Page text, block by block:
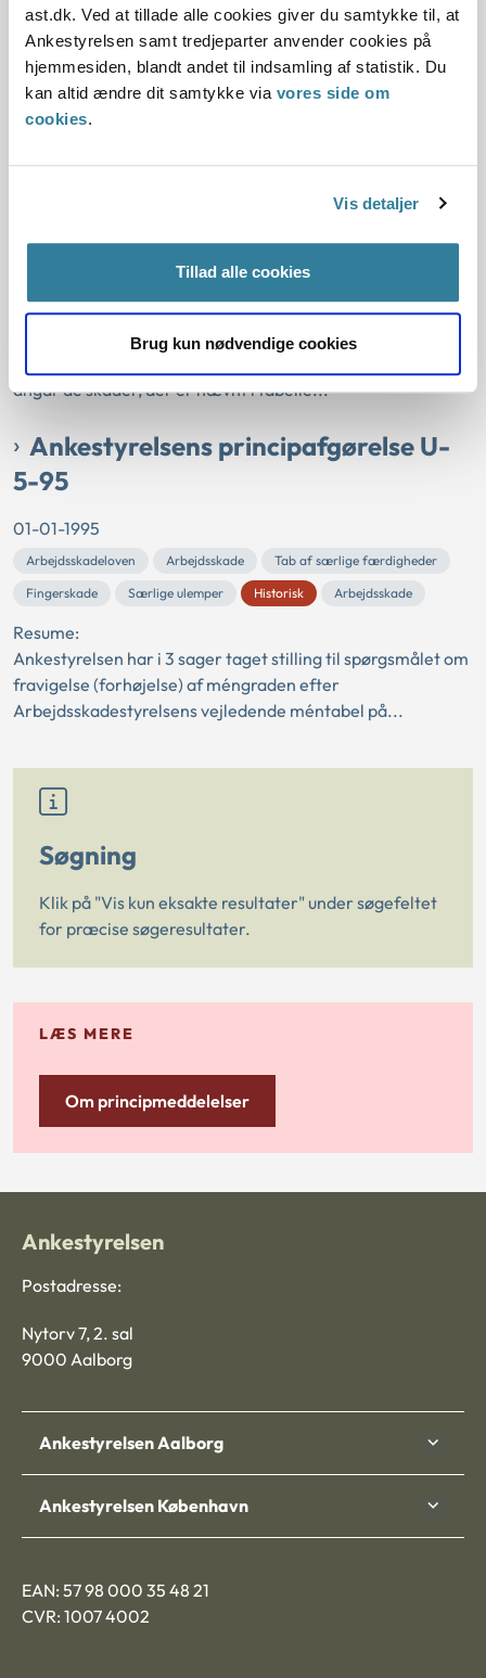
ast.dk. Ved at tillade alle cookies giver du samtykke til, at
Ankestyrelsen samt tredjeparter anvender cookies på
hjemmesiden, blandt andet til indsamling af statistik. Du
kan altid ændre dit samtykke via vores side om
cookies.
Vis detaljer
Tillad alle cookies
Brug kun nødvendige cookies
tilkendte godtgørelse for varigt mén på 5% til en
politiassistent, der under sit arbejde forstuve...
Ankestyrelsens principafgørelse U-
3-01
Historisk
Arbejdsskade
Dispensation
Tab af særlige færdigheder
Tilkendegivelse
Resume:
Ved vurderingen af varigt mén tages der udgangspunkt i
angår de skader, der er nævnt i tabelle...
Ankestyrelsens principafgørelse U-
5-95
01-01-1995
Arbejdsskadeloven Arbejdsskade
Tab af særlige færdigheder
Fingerskade
Særlige ulemper Historisk Arbejdsskade
Resume:
Ankestyrelsen har i 3 sager taget stilling til spørgsmålet om
fravigelse (forhøjelse) af méngraden efter
Arbejdsskadestyrelsens vejledende méntabel på...
Søgning
Klik på "Vis kun eksakte resultater" under søgefeltet
for præcise søgeresultater.
LÆS MERE
Om principmeddelelser
Ankestyrelsen
Postadresse:
Nytorv 7, 2. sal
9000 Aalborg
Ankestyrelsen Aalborg
Ankestyrelsen København
EAN: 57 98 000 35 48 21
CVR: 1007 4002